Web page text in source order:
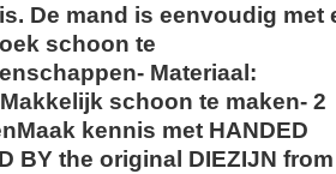
De mand is eenvoudig met
schoon te
Materiaal:
schoon te maken- 2
kennis met HANDED
BY the original DIEZIJN from